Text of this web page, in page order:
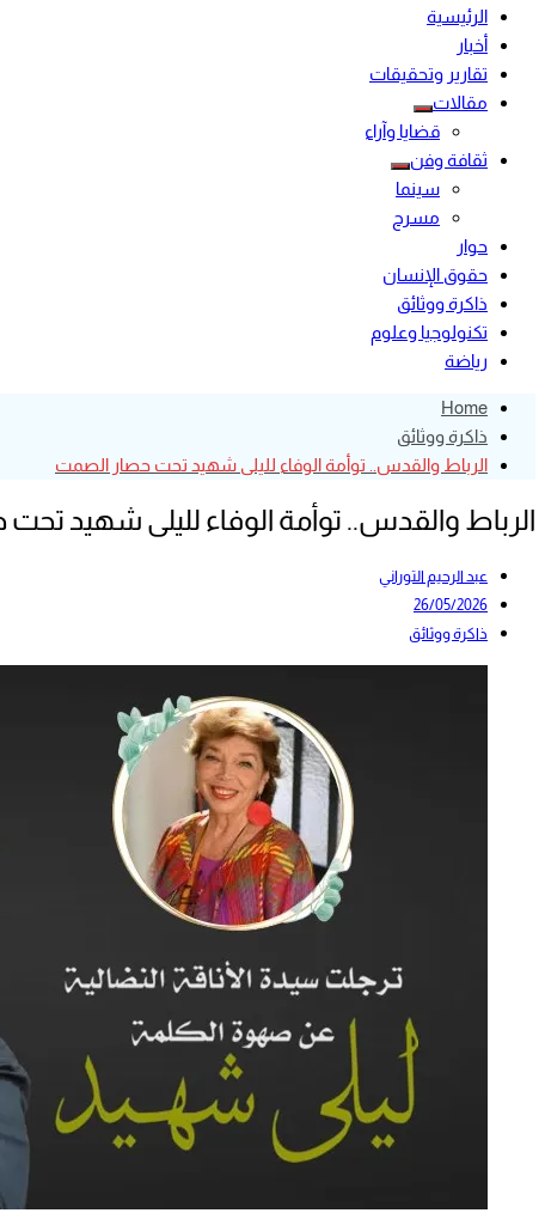
الرئيسية
أخبار
تقارير وتحقيقات
مقالات
قضايا وآراء
ثقافة وفن
سينما
مسرح
حوار
حقوق الإنسان
ذاكرة ووثائق
تكنولوجيا وعلوم
رياضة
Home
ذاكرة ووثائق
الرباط والقدس.. توأمة الوفاء لليلى شهيد تحت حصار الصمت
الرباط والقدس.. توأمة الوفاء لليلى شهيد
عبد الرحيم التوراني
26/05/2026
ذاكرة ووثائق